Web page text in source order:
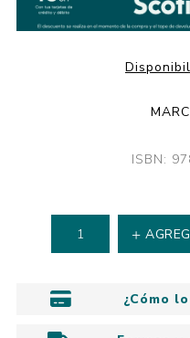
ISBN:
¿Cómo